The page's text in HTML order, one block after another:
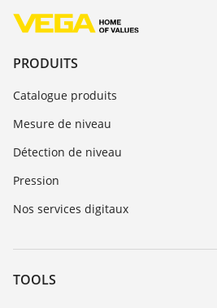
PRODUITS
Catalogue produits
Mesure de niveau
Détection de niveau
Pression
Nos services digitaux
TOOLS